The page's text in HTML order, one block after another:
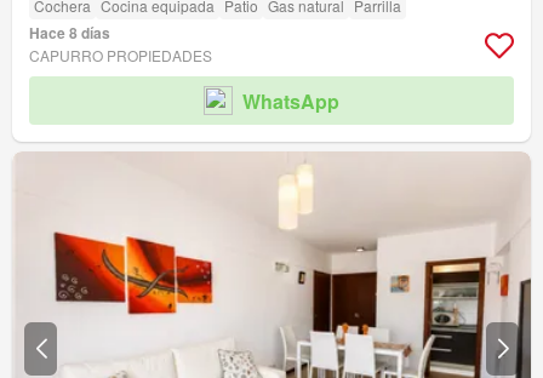
Cochera Cocina equipada Patio Gas natural Parrilla
Hace 8 días
CAPURRO PROPIEDADES
WhatsApp